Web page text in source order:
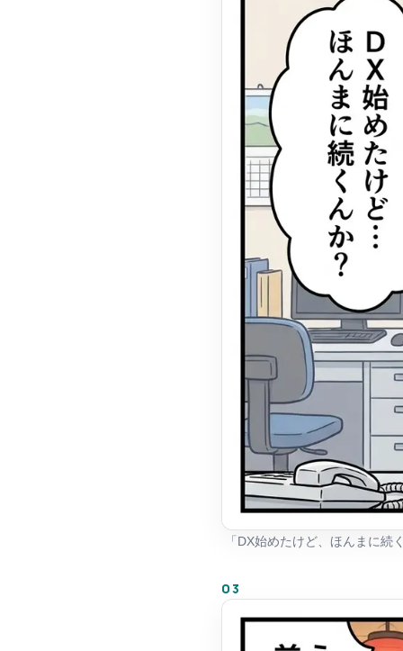
「DX始めたけど、ほんまに
03